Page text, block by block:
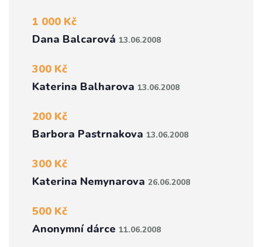
1 000 Kč
Dana Balcarová 13.06.2008
300 Kč
Katerina Balharova 13.06.2008
200 Kč
Barbora Pastrnakova 13.06.2008
300 Kč
Katerina Nemynarova 26.06.2008
500 Kč
Anonymní dárce 11.06.2008